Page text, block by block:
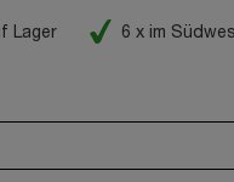
Lager 6 x im